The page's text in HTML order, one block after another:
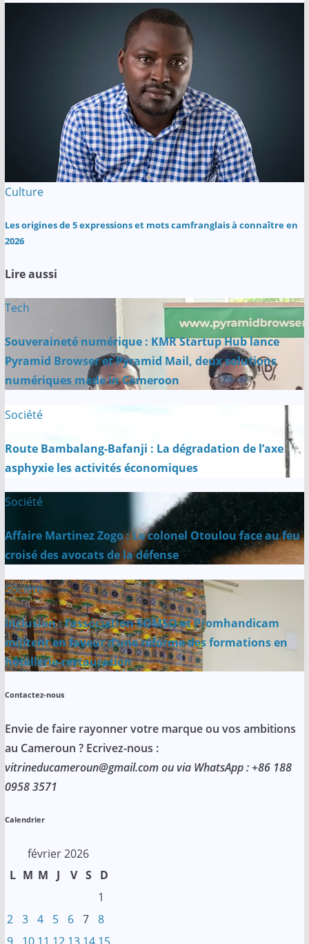
Culture
Les origines de 5 expressions et mots camfranglais à connaître en
2026
Lire aussi
Tech
Souveraineté numérique : KMR Startup Hub lance
Pyramid Browser et Pyramid Mail, deux solutions
numériques made in Cameroon
Société
Route Bambalang-Bafanji : La dégradation de l’axe
asphyxie les activités économiques
Société
Affaire Martinez Zogo : Le colonel Otoulou face au feu
croisé des avocats de la défense
Société
Inclusion : l’association SOMSO et Promhandicam
militent en faveur d’une réforme des formations en
hôtellerie-restauration
Contactez-nous
Envie de faire rayonner votre marque ou vos ambitions
au Cameroun ? Ecrivez-nous :
vitrineducameroun@gmail.com ou via WhatsApp : +86 188
0958 3571
Calendrier
février 2026
L M M J V S D
1
2
3 4 5 6 7
8